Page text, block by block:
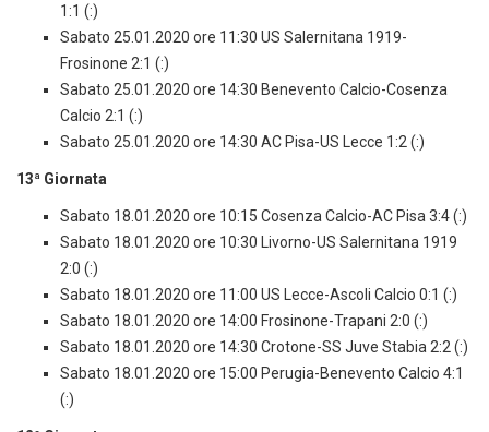
1:1 (:)
Sabato 25.01.2020 ore 11:30 US Salernitana 1919-
Frosinone 2:1 (:)
Sabato 25.01.2020 ore 14:30 Benevento Calcio-Cosenza
Calcio 2:1 (:)
Sabato 25.01.2020 ore 14:30 AC Pisa-US Lecce 1:2 (:)
13ª Giornata
Sabato 18.01.2020 ore 10:15 Cosenza Calcio-AC Pisa 3:4 (:)
Sabato 18.01.2020 ore 10:30 Livorno-US Salernitana 1919
2:0 (:)
Sabato 18.01.2020 ore 11:00 US Lecce-Ascoli Calcio 0:1 (:)
Sabato 18.01.2020 ore 14:00 Frosinone-Trapani 2:0 (:)
Sabato 18.01.2020 ore 14:30 Crotone-SS Juve Stabia 2:2 (:)
Sabato 18.01.2020 ore 15:00 Perugia-Benevento Calcio 4:1
(:)